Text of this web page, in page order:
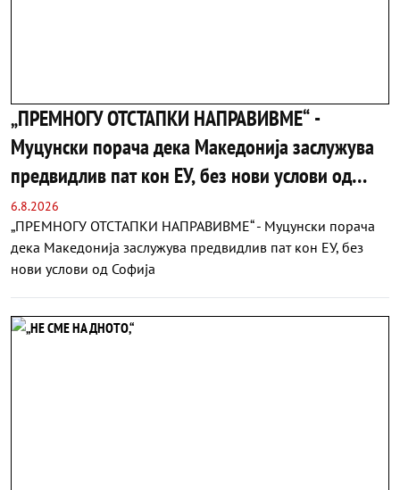
„ПРЕМНОГУ ОТСТАПКИ НАПРАВИВМЕ“ -
Муцунски порача дека Македонија заслужува
предвидлив пат кон ЕУ, без нови услови од
Софија
6.8.2026
„ПРЕМНОГУ ОТСТАПКИ НАПРАВИВМЕ“ - Муцунски порача
дека Македонија заслужува предвидлив пат кон ЕУ, без
нови услови од Софија